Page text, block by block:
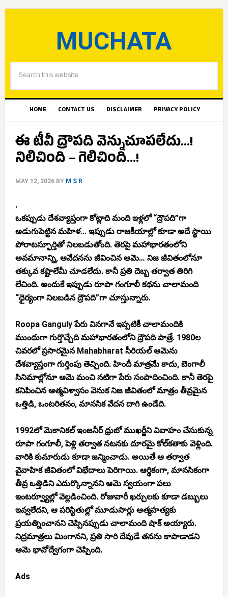
MUCHATA
HOME CONTACT US DISCLAIMER PRIVACY POLICY
ఈ టీవీ ద్రౌపది వెన్నుచూపలేదు…!
నిలిచింది – గెలిచింది…!
MAY 12, 2026BY M S R
.
ఒకప్పుడు దేశవ్యాప్తంగా కోట్లాది మంది ఇళ్లలో “ద్రౌపది”గా
అడుగుపెట్టిన మహిళ… ఇప్పుడు రాజకీయాల్లో కూడా అదే స్థాయి
పోరాటస్ఫూర్తితో నిలబడుతోంది. తెరపై మహాభారతంలోని
అవమానాన్ని, ఆవేదనను జీవించిన ఆమె… నిజ జీవితంలోనూ
తక్కువ కష్టాలేమీ చూడలేదు. కానీ ప్రతి దెబ్బ తర్వాత తిరిగి
లేచింది. అందుకే ఇప్పుడు రూపా గంగూలీ కథను చాలామంది
“ధైర్యంగా నిలబడిన ద్రౌపది”గా చూస్తున్నారు.
Roopa Ganguly పేరు వినగానే ఇప్పటికీ చాలామందికి
ముందుగా గుర్తొచ్చేది మహాభారతంలోని ద్రౌపది పాత్రే. 1980ల
చివరలో ప్రసారమైన Mahabharat సీరియల్ ఆమెను
దేశవ్యాప్తంగా గుర్తింపు తెచ్చింది. హిందీ మాత్రమే కాదు, బెంగాలీ
సినిమాల్లోనూ ఆమె మంచి నటిగా పేరు సంపాదించింది. కానీ తెరపై
కనిపించిన ఆత్మవిశ్వాసం వెనుక నిజ జీవితంలో మాత్రం తీవ్రమైన
ఒత్తిడి, ఒంటరితనం, మానసిక వేదన దాగి ఉండేది.
1992లో మెకానికల్ ఇంజనీర్ ధ్రుబో ముఖర్జీని వివాహం చేసుకున్న
రూపా గంగూలీ, పెళ్లి తర్వాత నటనకు దూరమై కోల్‌కతాకు వెళ్లింది.
వారికి కుమారుడు కూడా జన్మించాడు. అయితే ఆ తర్వాత
వైవాహిక జీవితంలో విభేదాలు పెరిగాయి. ఆర్థికంగా, మానసికంగా
తీవ్ర ఒత్తిడిని ఎదుర్కొన్నానని ఆమె స్వయంగా పలు
ఇంటర్వ్యూల్లో వెల్లడించింది. రోజువారీ ఖర్చులకు కూడా డబ్బులు
ఇవ్వలేదని, ఆ పరిస్థితుల్లో మూడుసార్లు ఆత్మహత్యకు
ప్రయత్నించానని చెప్పినప్పుడు చాలామంది షాక్ అయ్యారు.
నిద్రమాత్రలు మింగానని, ప్రతి సారి దేవుడే తనను కాపాడాడని
ఆమె భావోద్వేగంగా చెప్పింది.
Ads